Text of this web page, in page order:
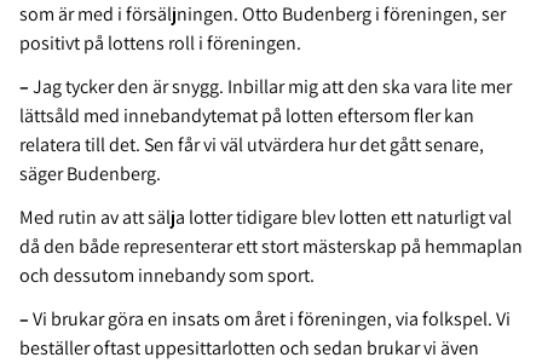
som är med i försäljningen. Otto Budenberg i föreningen, ser
positivt på lottens roll i föreningen.
–Jag tycker den är snygg. Inbillar mig att den ska vara lite mer
lättsåld med innebandytemat på lotten eftersom fler kan
relatera till det. Sen får vi väl utvärdera hur det gått senare,
säger Budenberg.
Med rutin av att sälja lotter tidigare blev lotten ett naturligt val
då den både representerar ett stort mästerskap på hemmaplan
och dessutom innebandy som sport.
–Vi brukar göra en insats om året i föreningen, via folkspel. Vi
beställer oftast uppesittarlotten och sedan brukar vi även